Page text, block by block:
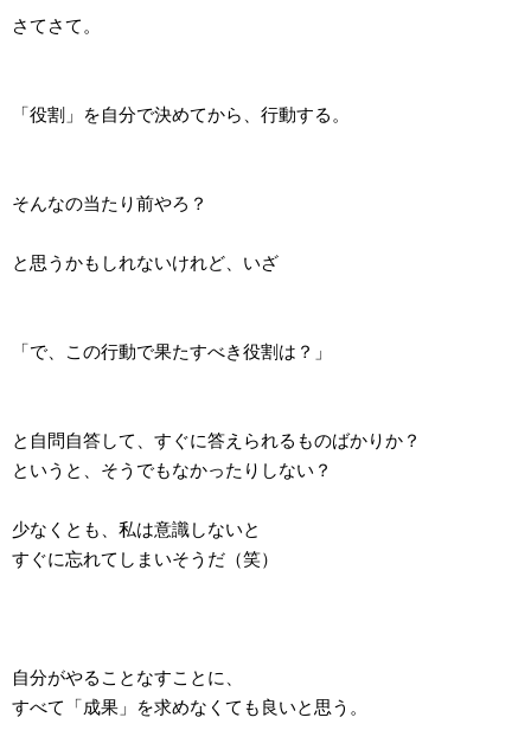
さてさて。
「役割」を自分で決めてから、行動する。
そんなの当たり前やろ？
と思うかもしれないけれど、いざ
「で、この行動で果たすべき役割は？」
と自問自答して、すぐに答えられるものばかりか？
というと、そうでもなかったりしない？
少なくとも、私は意識しないと
すぐに忘れてしまいそうだ（笑）
自分がやることなすことに、
すべて「成果」を求めなくても良いと思う。